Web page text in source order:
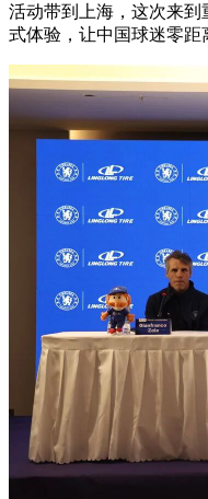
活动带到上海，这次来
式体验，让中国球迷零距